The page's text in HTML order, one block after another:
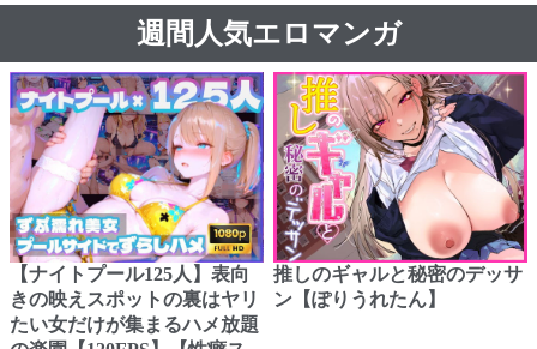
週間人気エロマンガ
【ナイトプール125人】表向
きの映えスポットの裏はヤリ
たい女だけが集まるハメ放題
推しのギャルと秘密のデッサ
ン【ぽりうれたん】